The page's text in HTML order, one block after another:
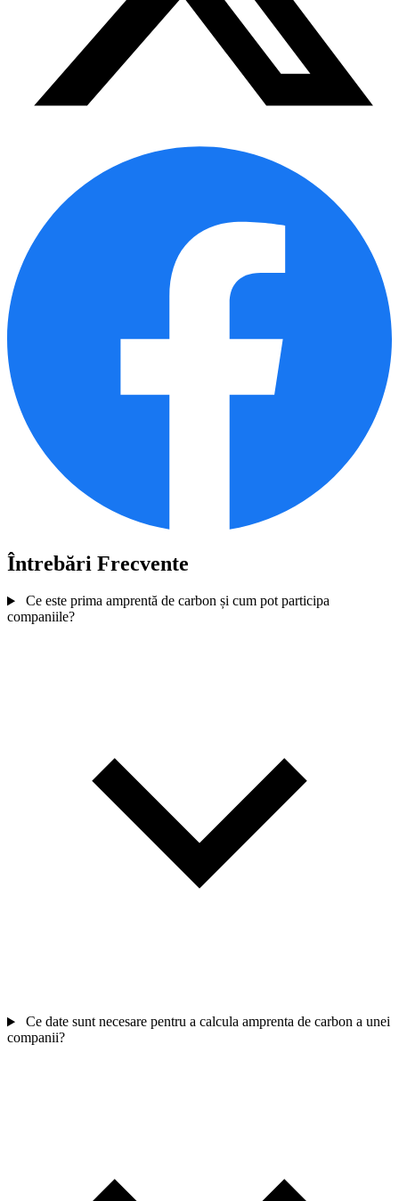
Întrebări Frecvente
Ce este prima amprentă de carbon și cum pot participa
companiile?
Ce date sunt necesare pentru a calcula amprenta de carbon a unei
companii?